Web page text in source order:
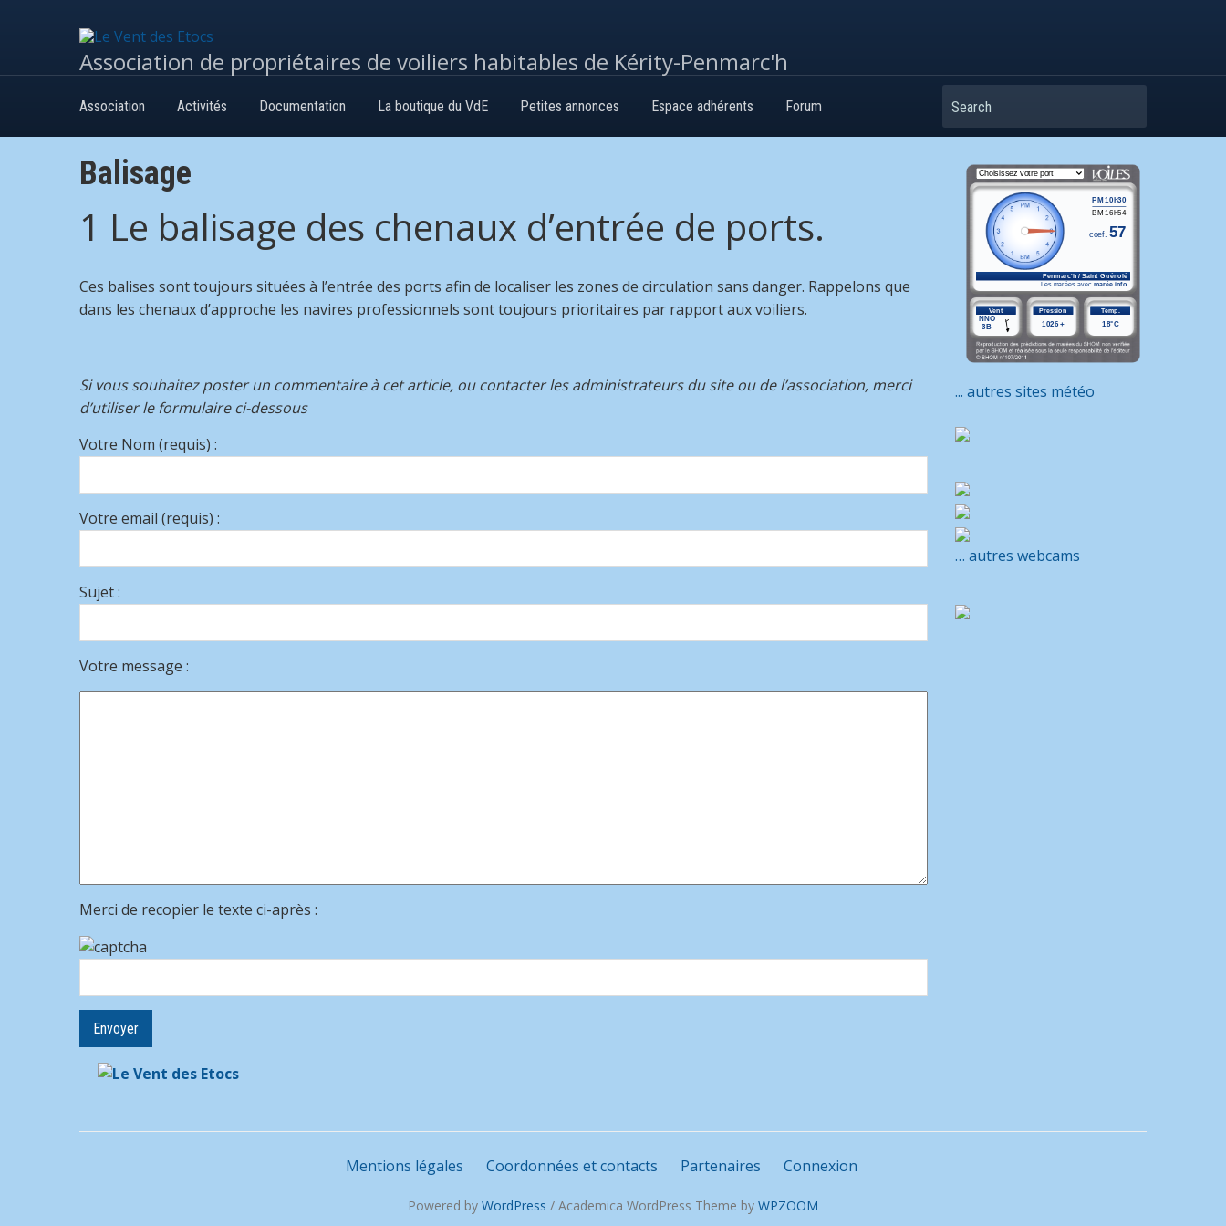
Association de propriétaires de voiliers habitables de Kérity-Penmarc'h
Association Activités Documentation La boutique du VdE Petites annonces Espace adhérents Forum Search
Balisage
1 Le balisage des chenaux d’entrée de ports.
Ces balises sont toujours situées à l’entrée des ports afin de localiser les zones de circulation sans danger. Rappelons que
dans les chenaux d’approche les navires professionnels sont toujours prioritaires par rapport aux voiliers.
Si vous souhaitez poster un commentaire à cet article, ou contacter les administrateurs du site ou de l’association, merci
d’utiliser le formulaire ci-dessous
Votre Nom (requis) :
Votre email (requis) :
Sujet :
Votre message :
Merci de recopier le texte ci-après :
... autres sites météo
… autres webcams
Mentions légales Coordonnées et contacts Partenaires Connexion
Powered by WordPress / Academica WordPress Theme by WPZOOM